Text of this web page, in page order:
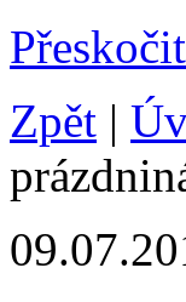
Zpět |